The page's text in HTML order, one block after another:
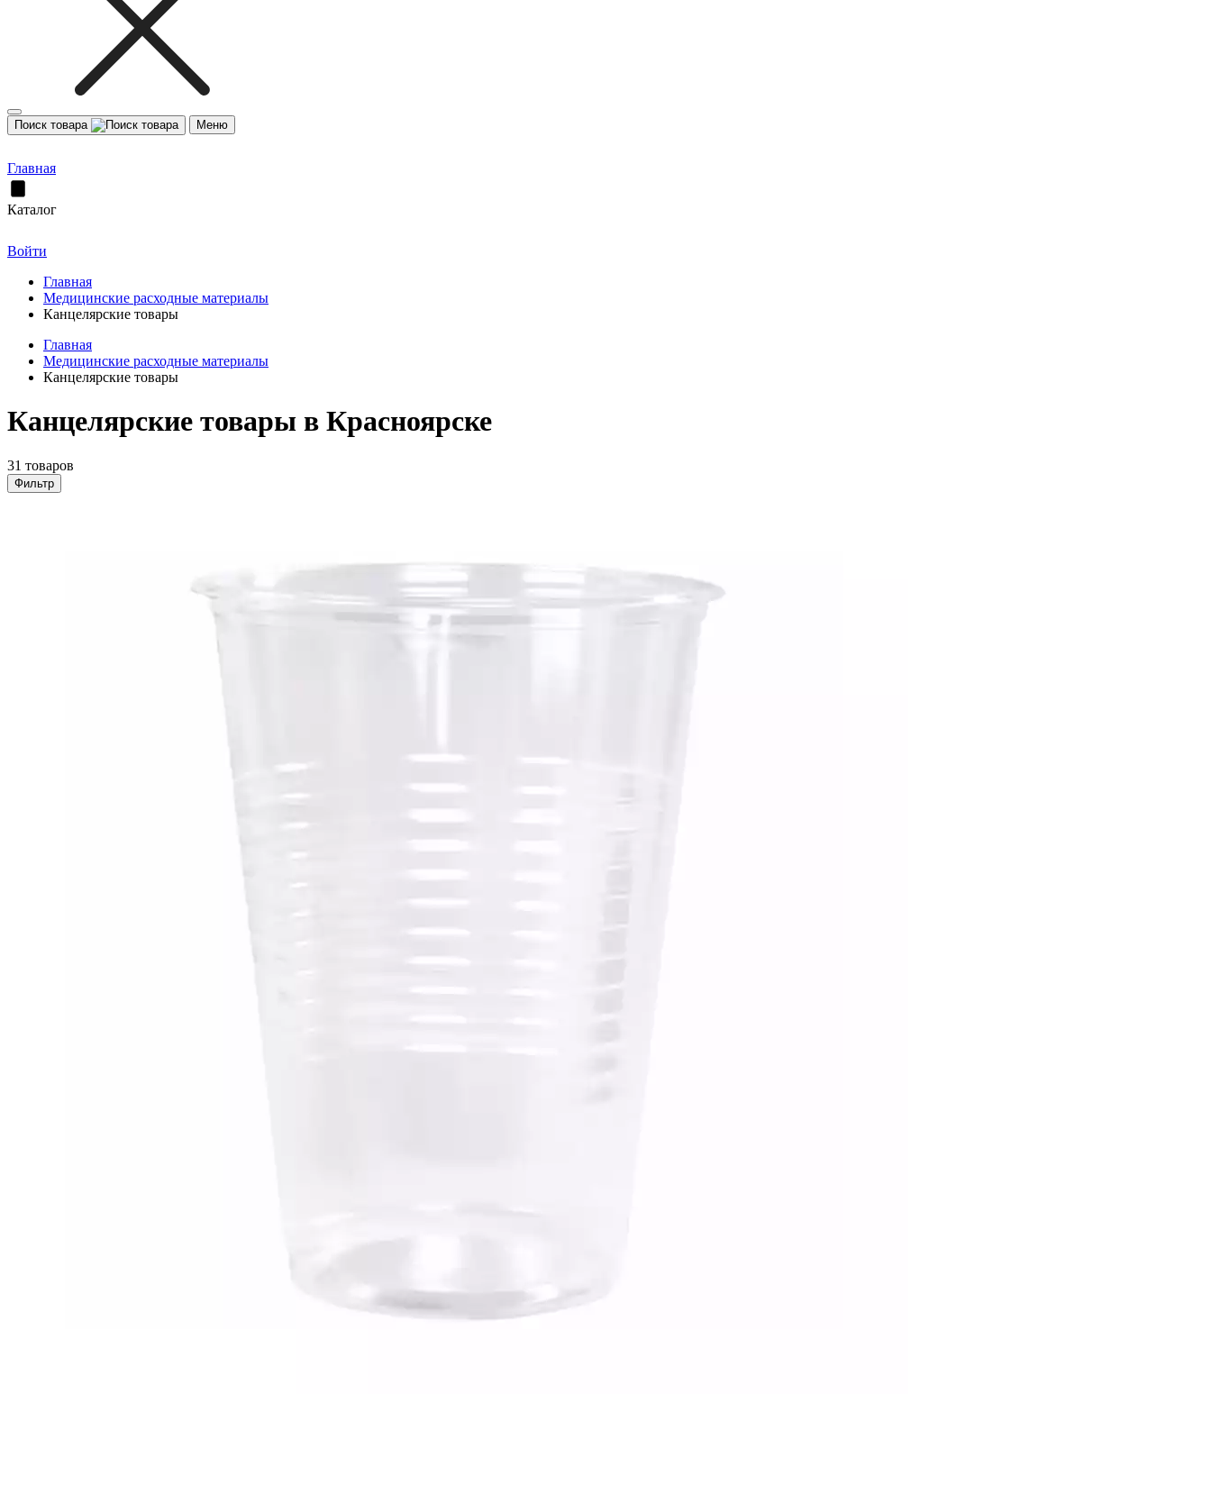
Поиск товара Меню
Главная
Каталог
Войти
Главная
Медицинские расходные материалы
Канцелярские товары
Главная
Медицинские расходные материалы
Канцелярские товары
Канцелярские товары в Красноярске
31 товаров
Фильтр